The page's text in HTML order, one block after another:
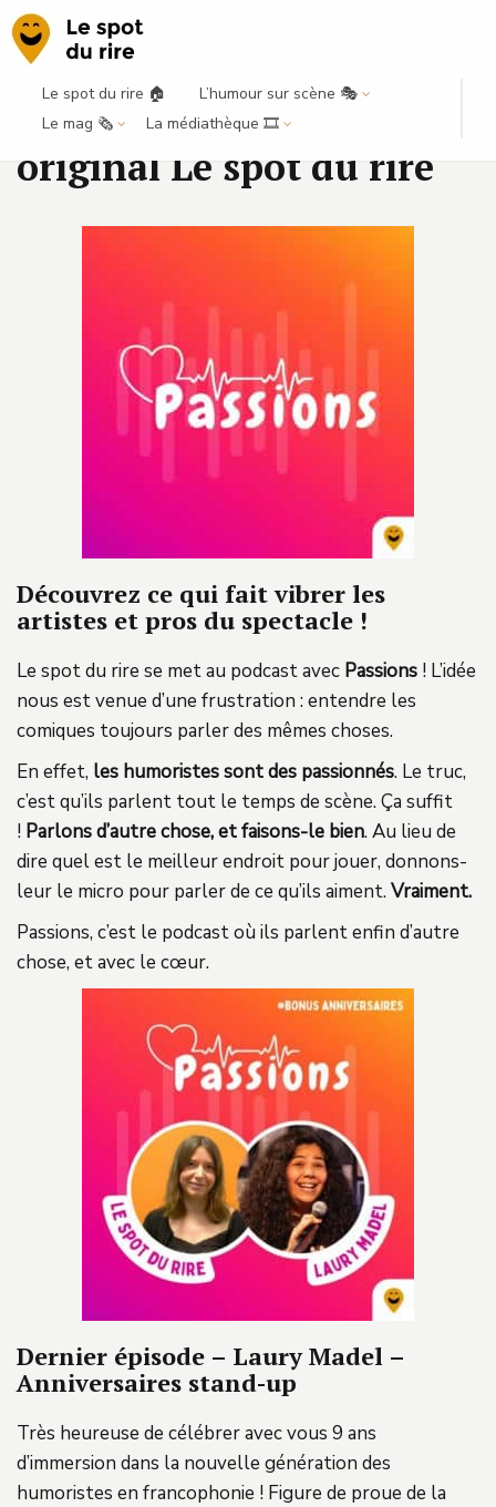
Le spot du rire 🏠
L’humour sur scène 🎭
Le mag 🗞️
La médiathèque 🎞️
Passions : podcast
original Le spot du rire
Découvrez ce qui fait vibrer les
artistes et pros du spectacle !
Le spot du rire se met au podcast avec Passions ! L’idée
nous est venue d’une frustration : entendre les
comiques toujours parler des mêmes choses.
En effet, les humoristes sont des passionnés. Le truc,
c’est qu’ils parlent tout le temps de scène. Ça suffit
! Parlons d’autre chose, et faisons-le bien. Au lieu de
dire quel est le meilleur endroit pour jouer, donnons-
leur le micro pour parler de ce qu’ils aiment.Vraiment.
Passions, c’est le podcast où ils parlent enfin d’autre
chose, et avec le cœur.
Dernier épisode – Laury Madel –
Anniversaires stand-up
Très heureuse de célébrer avec vous 9 ans
d’immersion dans la nouvelle génération des
humoristes en francophonie ! Figure de proue de la